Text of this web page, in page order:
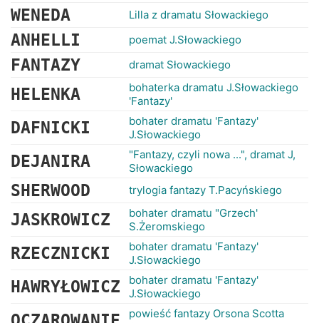
WENEDA Lilla z dramatu Słowackiego
ANHELLI poemat J.Słowackiego
FANTAZY dramat Słowackiego
HELENKA
bohaterka dramatu J.Słowackiego
'Fantazy'
DAFNICKI
bohater dramatu 'Fantazy'
J.Słowackiego
DEJANIRA
"Fantazy, czyli nowa ...", dramat J,
Słowackiego
SHERWOOD trylogia fantazy T.Pacyńskiego
JASKROWICZ
bohater dramatu "Grzech'
S.Żeromskiego
RZECZNICKI
bohater dramatu 'Fantazy'
J.Słowackiego
HAWRYŁOWICZ
bohater dramatu 'Fantazy'
J.Słowackiego
powieść fantazy Orsona Scotta